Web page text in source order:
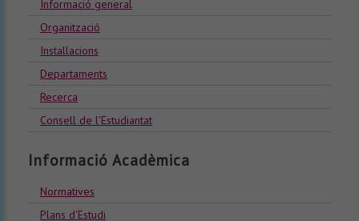
Informació general
Organització
Installacions
Departaments
Recerca
Consell de l'Estudiantat
Informació Acadèmica
Normatives
Plans d'Estudi